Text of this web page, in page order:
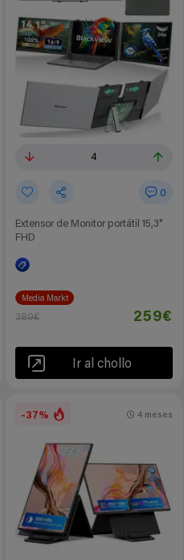
4
0
Extensor de Monitor portátil 15,3"
FHD
Media Markt
389€ 259€
Ir al chollo
-37% 4 meses